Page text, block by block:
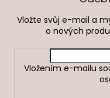
Vložte svůj e-mail a
o nových
Vložením e-mailu